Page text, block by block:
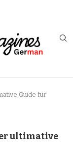
Guide für
ultimative